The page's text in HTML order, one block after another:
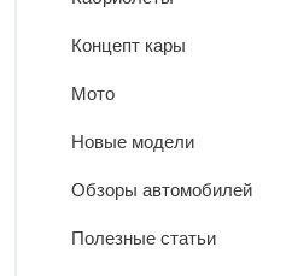
Концепт кары
Мото
Новые модели
Обзоры автомобилей
Полезные статьи